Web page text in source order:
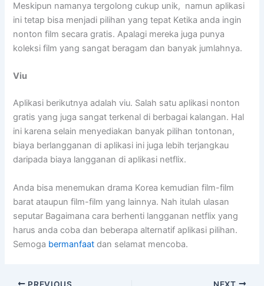
Meskipun namanya tergolong cukup unik, namun aplikasi
ini tetap bisa menjadi pilihan yang tepat Ketika anda ingin
nonton film secara gratis. Apalagi mereka juga punya
koleksi film yang sangat beragam dan banyak jumlahnya.
Viu
Aplikasi berikutnya adalah viu. Salah satu aplikasi nonton
gratis yang juga sangat terkenal di berbagai kalangan. Hal
ini karena selain menyediakan banyak pilihan tontonan,
biaya berlangganan di aplikasi ini juga lebih terjangkau
daripada biaya langganan di aplikasi netflix.
Anda bisa menemukan drama Korea kemudian film-film
barat ataupun film-film yang lainnya. Nah itulah ulasan
seputar Bagaimana cara berhenti langganan netflix yang
harus anda coba dan beberapa alternatif aplikasi pilihan.
Semoga bermanfaat dan selamat mencoba.
PREVIOUS NEXT